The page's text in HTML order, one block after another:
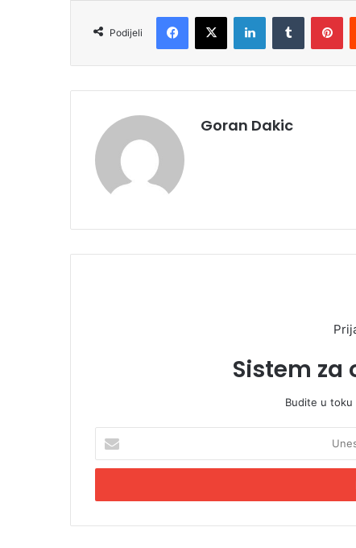
Podijeli
Goran Dakic
Sistem za
Budite u toku
e
i